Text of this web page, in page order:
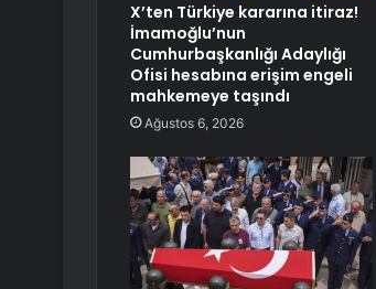
X’ten Türkiye kararına itiraz!
İmamoğlu’nun
Cumhurbaşkanlığı Adaylığı
Ofisi hesabına erişim engeli
mahkemeye taşındı
Ağustos 6, 2026